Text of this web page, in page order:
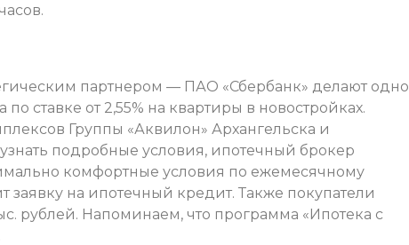
партнером — ПАО «Сбербанк» делают одно
ставке от 2,55% на квартиры в новостройках.
Группы «Аквилон» Архангельска и
подробные условия, ипотечный брокер
комфортные условия по ежемесячному
заявку на ипотечный кредит. Также покупатели
рублей. Напоминаем, что программа «Ипотека с